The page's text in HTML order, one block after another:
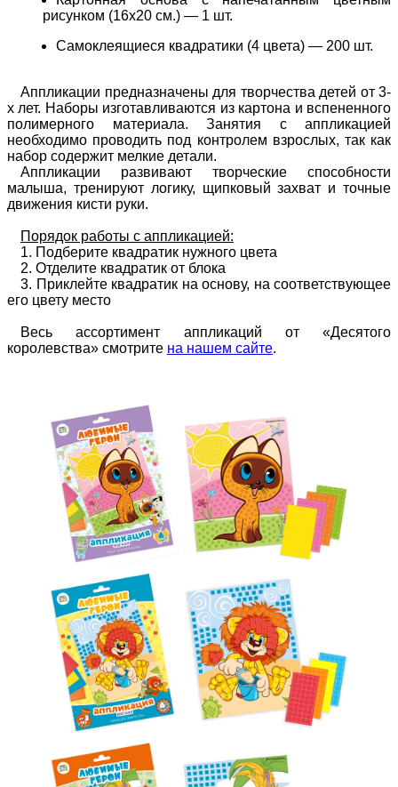
рисунком (16х20 см.) — 1 шт.
Самоклеящиеся квадратики (4 цвета) — 200 шт.
Аппликации предназначены для творчества детей от 3-
х лет. Наборы изготавливаются из картона и вспененного
полимерного материала. Занятия с аппликацией
необходимо проводить под контролем взрослых, так как
набор содержит мелкие детали.
Аппликации развивают творческие способности
малыша, тренируют логику, щипковый захват и точные
движения кисти руки.
Порядок работы с аппликацией:
1. Подберите квадратик нужного цвета
2. Отделите квадратик от блока
3. Приклейте квадратик на основу, на соответствующее
его цвету место
Весь ассортимент аппликаций от «Десятого
королевства» смотрите на нашем сайте.